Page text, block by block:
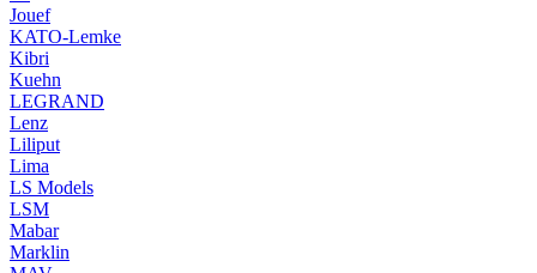
Jouef
KATO-Lemke
Kibri
Kuehn
LEGRAND
Lenz
Liliput
Lima
LS Models
LSM
Mabar
Marklin